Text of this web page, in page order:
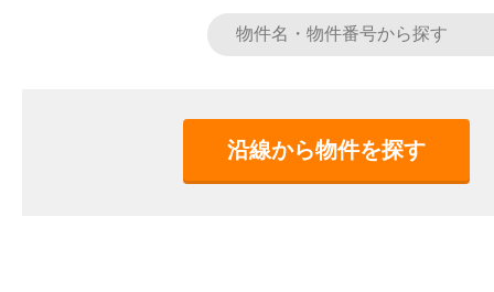
沿線から物件を探す